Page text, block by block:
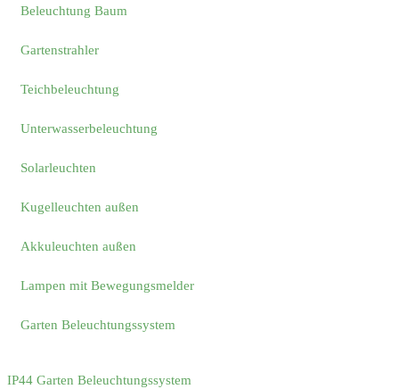
Beleuchtung Baum
Gartenstrahler
Teichbeleuchtung
Unterwasserbeleuchtung
Solarleuchten
Kugelleuchten außen
Akkuleuchten außen
Lampen mit Bewegungsmelder
Garten Beleuchtungssystem
IP44 Garten Beleuchtungssystem